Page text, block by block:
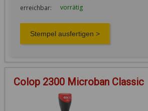
erreichbar: vorrätig
Colop 2300 Microban Classic